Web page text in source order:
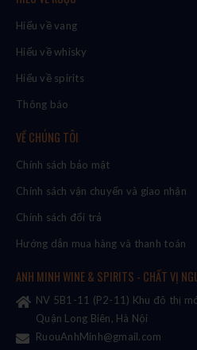
Hiểu về vang
Hiểu về whisky
Hiểu về spirits
Thông báo
VỀ CHÚNG TÔI
Chính sách bảo mật
Chính sách vận chuyển và giao nhận
Chính sách đổi trả
Hướng dẫn mua hàng và thanh toán
ANH MINH WINE & SPIRITS - CHẤT VỊ
NV 5B1-11 (P2-11) Khu đô thị
Quận Long Biên, Hà Nội
RuouAnhMinh@gmail.com